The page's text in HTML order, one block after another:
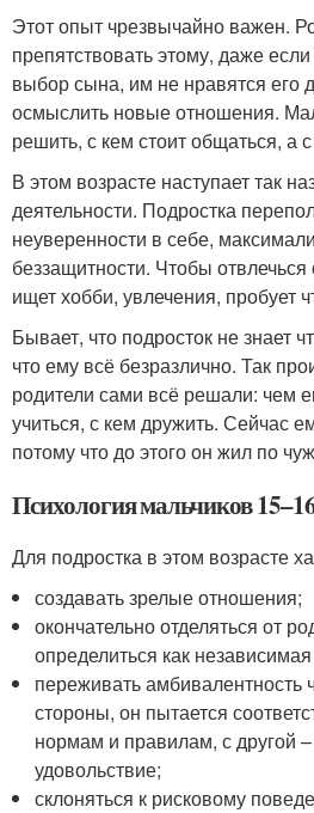
Этот опыт чрезвычайно важен.
препятствовать этому, даже
выбор сына, им не нравятся его
осмыслить новые отношения.
решить, с кем стоит общаться, а
В этом возрасте наступает так
деятельности. Подростка
неуверенности в себе,
беззащитности. Чтобы отвлечься
ищет хобби, увлечения, пробует
Бывает, что подросток не знает
что ему всё безразлично. Так
родители сами всё решали: чем
учиться, с кем дружить. Сейчас
потому что до этого он жил по
Психология мальчиков
Для подростка в этом возрасте
создавать зрелые отношения;
окончательно отделяться от
определиться как
переживать амбивалентность
стороны, он пытается
нормам и правилам, с другой
удовольствие;
склоняться к рисковому